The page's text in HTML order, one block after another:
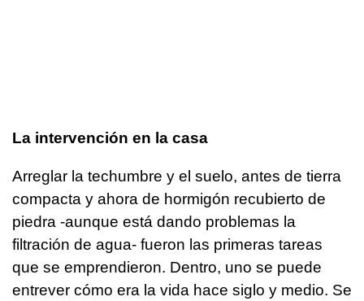
La intervención en la casa
Arreglar la techumbre y el suelo, antes de tierra
compacta y ahora de hormigón recubierto de
piedra -aunque está dando problemas la
filtración de agua- fueron las primeras tareas
que se emprendieron. Dentro, uno se puede
entrever cómo era la vida hace siglo y medio. Se